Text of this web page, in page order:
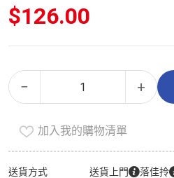
$126.00
−
手
口
嬰
兒
+
Alternative:
加入我的購物清單
送貨方式 送貨上門 落佳拎